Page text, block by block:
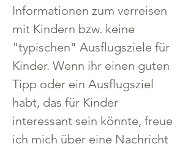
Informationen zum verreisen
mit Kindern bzw. keine
"typischen" Ausflugsziele für
Kinder. Wenn ihr einen guten
Tipp oder ein Ausflugsziel
habt, das für Kinder
interessant sein könnte, freue
ich mich über eine Nachricht